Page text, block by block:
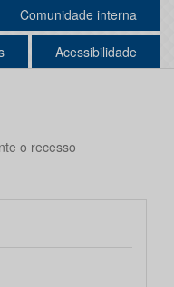
Comunidade interna
Acessibilidade
o recesso